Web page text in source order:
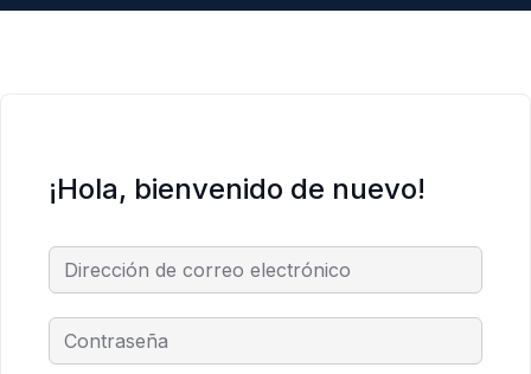
¡Hola, bienvenido de nuevo!